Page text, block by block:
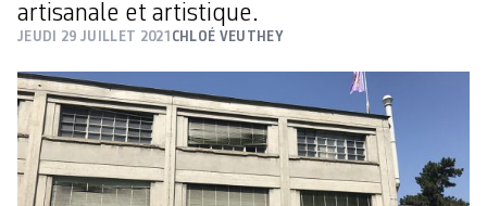
artisanale et artistique.
JEUDI 29 JUILLET 2021 CHLOÉ VEUTHEY